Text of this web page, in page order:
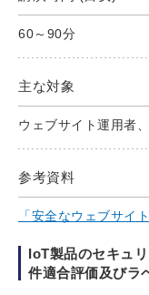
60～90分
主な対象
ウェブサイト運用者
参考資料
「安全なウェブサイ
IoT製品のセキュ
件適合評価及びラ